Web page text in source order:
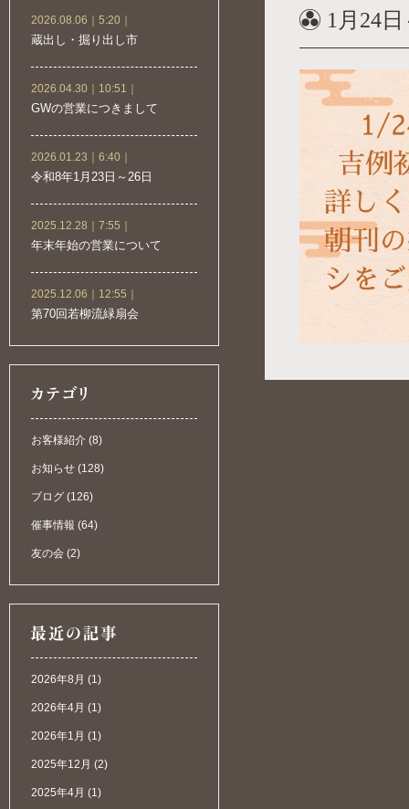
2026.08.06｜5:20｜
蔵出し・掘り出し市
2026.04.30｜10:51｜
GWの営業につきまして
2026.01.23｜6:40｜
令和8年1月23日～26日
2025.12.28｜7:55｜
年末年始の営業について
2025.12.06｜12:55｜
第70回若柳流緑扇会
お客様紹介 (8)
お知らせ (128)
ブログ (126)
催事情報 (64)
友の会 (2)
2026年8月 (1)
2026年4月 (1)
2026年1月 (1)
2025年12月 (2)
2025年4月 (1)
1月24